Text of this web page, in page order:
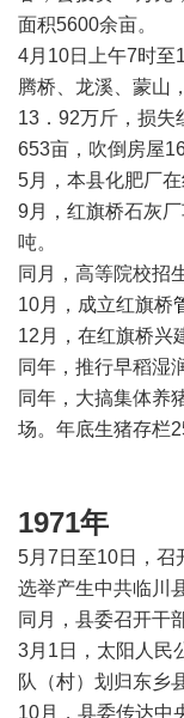
面积5600余亩。
4月10日上午7时至
腾桥、龙溪、蒙山
13．92万斤，损失
653亩，吹倒房屋
5月，本县化肥厂在
9月，红旗桥石灰
吨。
同月，高等院校招
10月，成立红旗桥
12月，在红旗桥兴
同年，推行早稻湿
同年，大搞集体养
场。年底生猪存栏
1971年
5月7日至10日，召
选举产生中共临川
同月，县委召开干
3月1日，太阳人民
队（村）划归东乡
10月，县委传达中